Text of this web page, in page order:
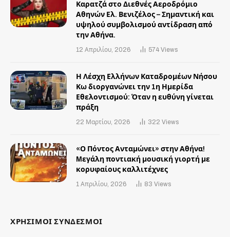
Καρατζά στο Διεθνές Αεροδρόμιο
Αθηνών Ελ. Βενιζέλος – Σημαντική και
υψηλού συμβολισμού αντίδραση από
την Αθήνα.
12 Απριλίου, 2026 574 Views
Η Λέσχη Ελλήνων Καταδρομέων Νήσου
Κω διοργανώνει την 1η Ημερίδα
Εθελοντισμού: Όταν η ευθύνη γίνεται
πράξη
22 Μαρτίου, 2026 322 Views
«Ο Πόντος Ανταμώνει» στην Αθήνα!
Mεγάλη ποντιακή μουσική γιορτή με
κορυφαίους καλλιτέχνες
1 Απριλίου, 2026 83 Views
ΧΡΗΣΙΜΟΙ ΣΥΝΔΕΣΜΟΙ